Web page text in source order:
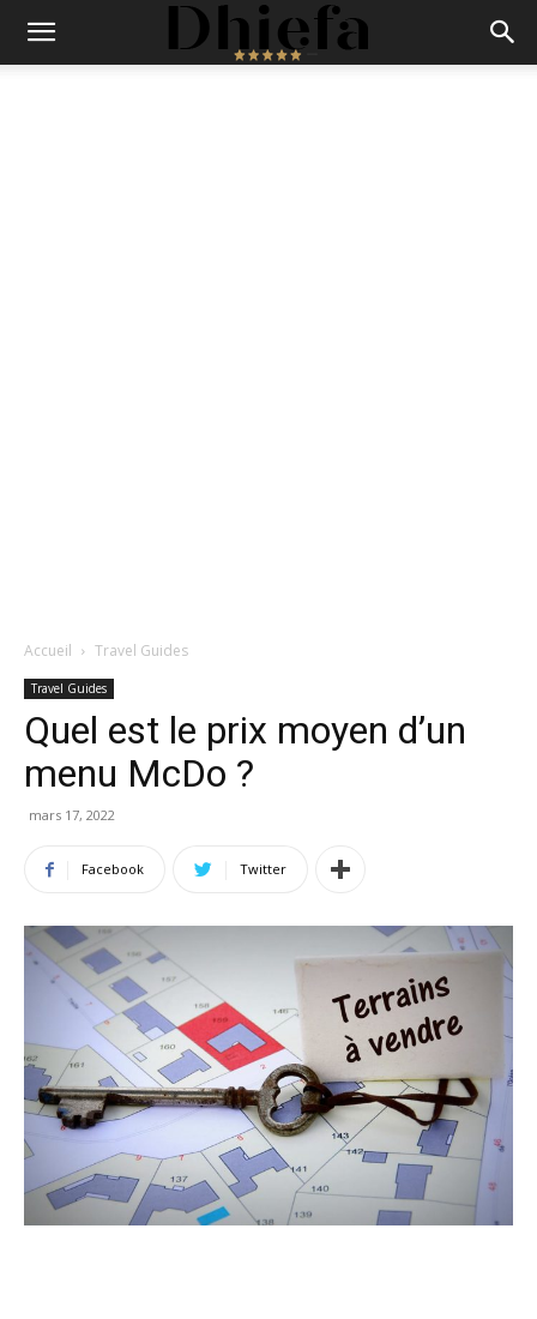
Accueil Travel Guides
Travel Guides
Quel est le prix moyen d’un
menu McDo ?
mars 17, 2022
Facebook Twitter